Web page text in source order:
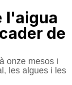
l'aigua
de
onze mesos i
les algues i les